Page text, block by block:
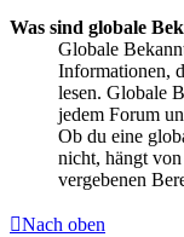
Was sind globale
Globale
Informationen,
lesen. Globale
jedem Forum
Ob du eine
nicht, hängt
vergebenen
Nach oben